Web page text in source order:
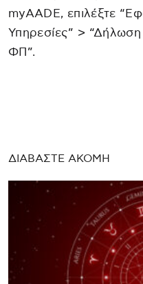
myAADE, επιλέξτε
Υπηρεσίες” >
ΦΠ”.
ΔΙΑΒΑΣΤΕ ΑΚΟΜΗ